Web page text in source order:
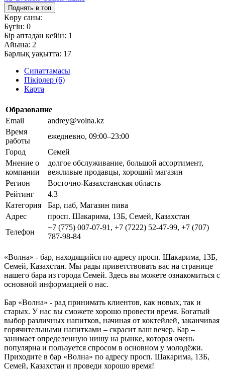
Поднять в топ
Көру саны:
Бүгін: 0
Бір аптадан кейін: 1
Айына: 2
Барлық уақытта: 17
Сипаттамасы
Пікірлер (6)
Карта
Образование
Email
andrey@volna.kz
Время
работы
ежедневно, 09:00–23:00
Город
Семей
Мнение о
компании
долгое обслуживание, большой ассортимент,
вежливые продавцы, хороший магазин
Регион
Восточно-Казахстанская область
Рейтинг
4.3
Категория
Бар, паб, Магазин пива
Адрес
просп. Шакарима, 13Б, Семей, Казахстан
Телефон
+7 (775) 007-07-91, +7 (7222) 52-47-99, +7 (707)
787-98-84
«Волна» - бар, находящийся по адресу просп. Шакарима, 13Б,
Семей, Казахстан. Мы рады приветствовать вас на странице
нашего бара из города Семей. Здесь вы можете ознакомиться с
основной информацией о нас.
Бар «Волна» - рад принимать клиентов, как новых, так и
старых. У нас вы сможете хорошо провести время. Богатый
выбор различных напитков, начиная от коктейлей, заканчивая
горячительными напитками – скрасит ваш вечер. Бар –
занимает определенную нишу на рынке, которая очень
популярна и пользуется спросом в основном у молодёжи.
Приходите в бар «Волна» по адресу просп. Шакарима, 13Б,
Семей, Казахстан и проведи хорошо время!